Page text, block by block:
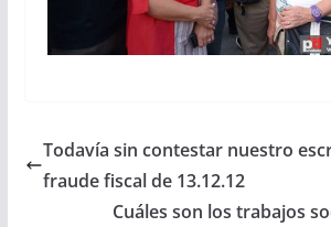
Todavía sin contestar nuestro
fraude fiscal de 13.12.12
Cuáles son los trabajos